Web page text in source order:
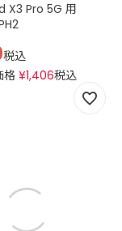
X3 Pro 5G 用
税込
格 ¥1,406税込